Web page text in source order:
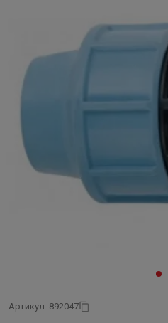
Артикул: 892047